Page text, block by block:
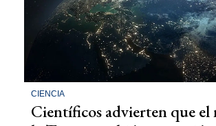
CIENCIA
Científicos advierten que el